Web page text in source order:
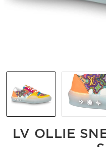
LV OLLIE